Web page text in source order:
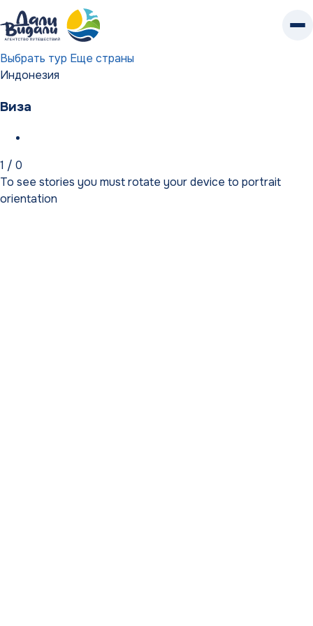
контенту
Выбрать тур Еще страны
Индонезия
Виза
1 / 0
To see stories you must rotate your device to portrait
orientation